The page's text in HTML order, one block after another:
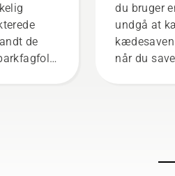
de
du bruger
undgå at
når du
video for